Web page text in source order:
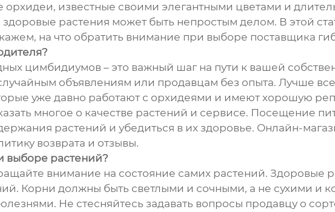
известные своими элегантными цветами и
здоровые растения может быть непростым делом. В этой
на что обратить внимание при выборе поставщика
цимбидиумов – это важный шаг на пути к вашей
объявлениям или продавцам без опыта. Лучше
уже давно работают с орхидеями и имеют хорошую
многое о качестве растений и сервисе. Посещение
растений и убедиться в их здоровье. Онлайн-
возврата и отзывы.
выборе растений?
внимание на состояние самих растений. Здоровые
Корни должны быть светлыми и сочными, а не сухими и
Не стесняйтесь задавать вопросы продавцу о